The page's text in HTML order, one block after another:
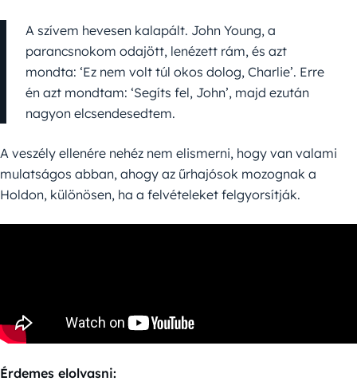
A szívem hevesen kalapált. John Young, a
parancsnokom odajött, lenézett rám, és azt
mondta: ‘Ez nem volt túl okos dolog, Charlie’. Erre
én azt mondtam: ‘Segíts fel, John’, majd ezután
nagyon elcsendesedtem.
A veszély ellenére nehéz nem elismerni, hogy van valami
mulatságos abban, ahogy az űrhajósok mozognak a
Holdon, különösen, ha a felvételeket felgyorsítják.
Érdemes elolvasni: